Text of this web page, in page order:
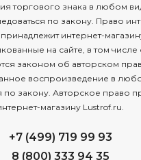
торгового знака в любом
по закону. Право
интернет-
на сайте, в том
законом об авторском
воспроизведение в
по закону. Авторское право
магазину Lustrof.ru.
+7 (499) 719 99 93
8 (800) 333 94 35